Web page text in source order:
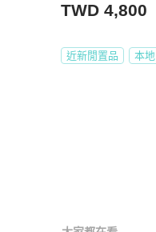
TWD 4,800
近新閒置品 本地